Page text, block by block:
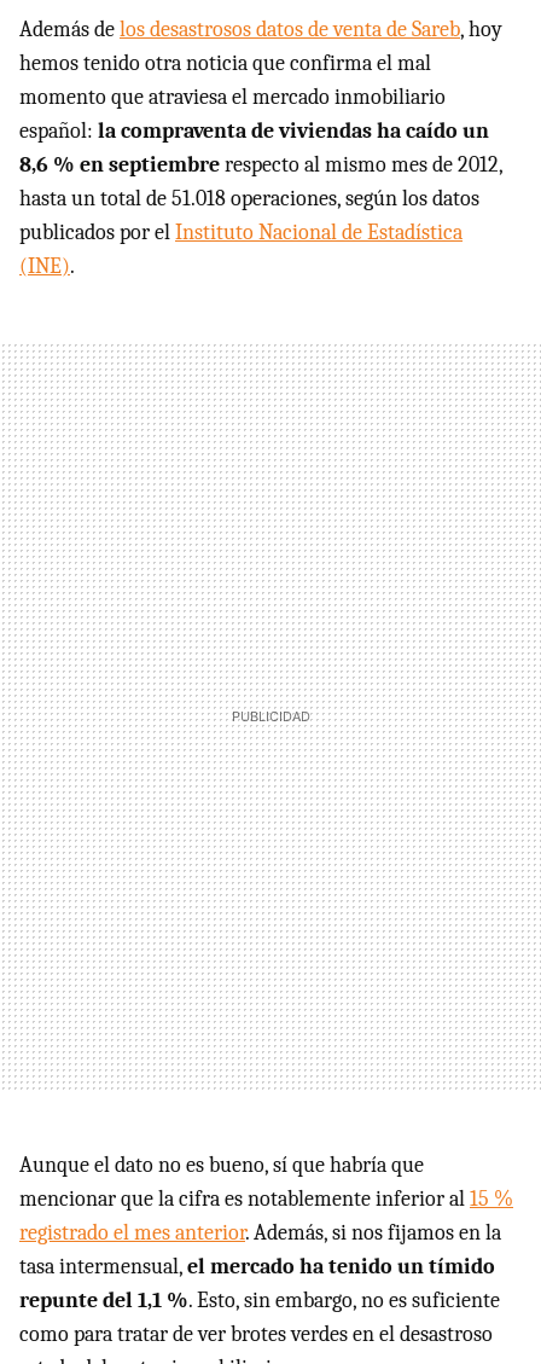
Además delos desastrosos datos de venta de Sareb, hoy
hemos tenido otra noticia que confirma el mal
momento que atraviesa el mercado inmobiliario
español: la compraventa de viviendas ha caído un
8,6 % en septiembrerespecto al mismo mes de 2012,
hasta un total de 51.018 operaciones, según los datos
publicados por elInstituto Nacional de Estadística
(INE).
Aunque el dato no es bueno, sí que habría que
mencionar que la cifra es notablemente inferior al15 %
registrado el mes anterior. Además, si nos fijamos en la
tasa intermensual,el mercado ha tenido un tímido
repunte del 1,1 %. Esto, sin embargo, no es suficiente
como para tratar de ver brotes verdes en el desastroso